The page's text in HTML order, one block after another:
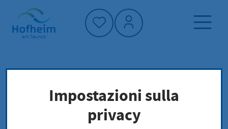
Home"
Pagina iniziale
Politica e amministrazione
amministrazione
Statuto della città di Hofheim
Impostazioni sulla
privacy